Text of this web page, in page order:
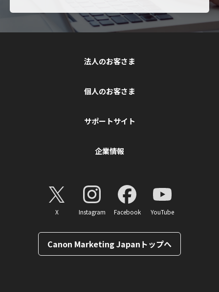
法人のお客さま
個人のお客さま
サポートサイト
企業情報
X Instagram Facebook YouTube
Canon Marketing Japanトップへ